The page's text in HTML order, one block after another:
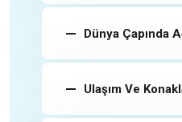
Dünya Çapında
Ulaşım Ve